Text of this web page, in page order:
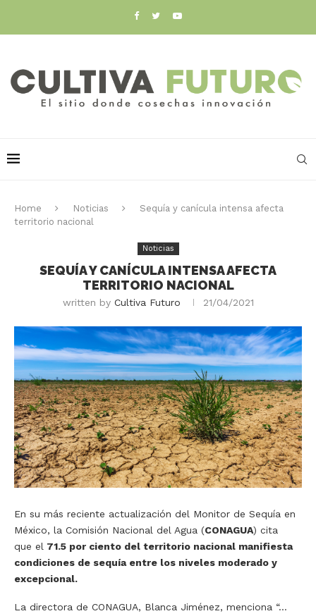
Home Noticias
Sequía y canícula intensa afecta
territorio nacional
Noticias
SEQUÍA Y CANÍCULA INTENSA AFECTA
TERRITORIO NACIONAL
written by Cultiva Futuro 21/04/2021
En su más reciente actualización del Monitor de Sequía en
México, la Comisión Nacional del Agua (CONAGUA) cita
que el 71.5 por ciento del territorio nacional manifiesta
condiciones de sequía entre los niveles moderado y
excepcional.
La directora de CONAGUA, Blanca Jiménez, menciona “…